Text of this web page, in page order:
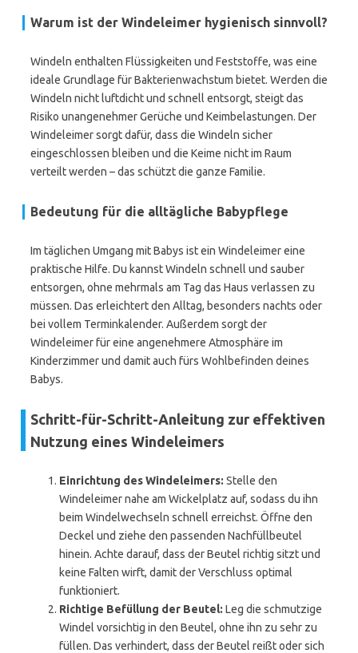
Warum ist der Windeleimer hygienisch sinnvoll?
Windeln enthalten Flüssigkeiten und Feststoffe, was eine
ideale Grundlage für Bakterienwachstum bietet. Werden die
Windeln nicht luftdicht und schnell entsorgt, steigt das
Risiko unangenehmer Gerüche und Keimbelastungen. Der
Windeleimer sorgt dafür, dass die Windeln sicher
eingeschlossen bleiben und die Keime nicht im Raum
verteilt werden – das schützt die ganze Familie.
Bedeutung für die alltägliche Babypflege
Im täglichen Umgang mit Babys ist ein Windeleimer eine
praktische Hilfe. Du kannst Windeln schnell und sauber
entsorgen, ohne mehrmals am Tag das Haus verlassen zu
müssen. Das erleichtert den Alltag, besonders nachts oder
bei vollem Terminkalender. Außerdem sorgt der
Windeleimer für eine angenehmere Atmosphäre im
Kinderzimmer und damit auch fürs Wohlbefinden deines
Babys.
Schritt-für-Schritt-Anleitung zur effektiven
Nutzung eines Windeleimers
Einrichtung des Windeleimers: Stelle den
Windeleimer nahe am Wickelplatz auf, sodass du ihn
beim Windelwechseln schnell erreichst. Öffne den
Deckel und ziehe den passenden Nachfüllbeutel
hinein. Achte darauf, dass der Beutel richtig sitzt und
keine Falten wirft, damit der Verschluss optimal
funktioniert.
Richtige Befüllung der Beutel: Leg die schmutzige
Windel vorsichtig in den Beutel, ohne ihn zu sehr zu
füllen. Das verhindert, dass der Beutel reißt oder sich